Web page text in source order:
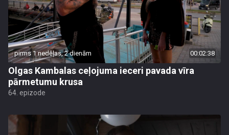
pirms 1 nedēļas, 2 dienām 00:02:38
Olgas Kambalas ceļojuma ieceri pavada vīra
pārmetumu krusa
64. epizode